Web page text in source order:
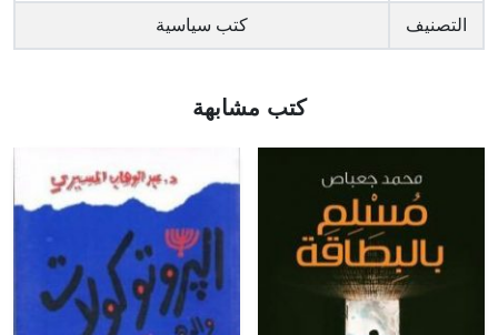
التصنيف كتب سياسية
كتب مشابهة